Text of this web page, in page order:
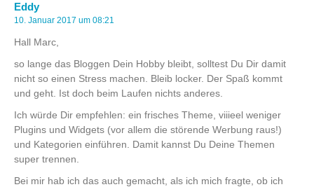
Eddy
10. Januar 2017 um 08:21
Hall Marc,
so lange das Bloggen Dein Hobby bleibt, solltest Du Dir damit
nicht so einen Stress machen. Bleib locker. Der Spaß kommt
und geht. Ist doch beim Laufen nichts anderes.
Ich würde Dir empfehlen: ein frisches Theme, viiieel weniger
Plugins und Widgets (vor allem die störende Werbung raus!)
und Kategorien einführen. Damit kannst Du Deine Themen
super trennen.
Bei mir hab ich das auch gemacht, als ich mich fragte, ob ich